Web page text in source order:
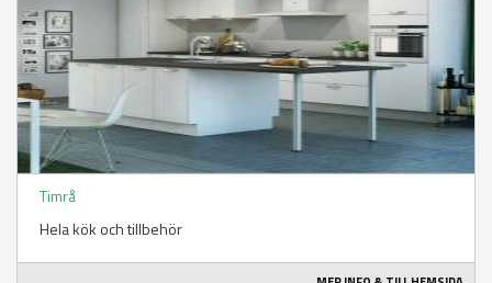
Timrå
Hela kök och tillbehör